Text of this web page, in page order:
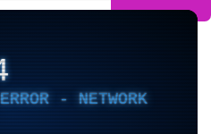
- NETWORK